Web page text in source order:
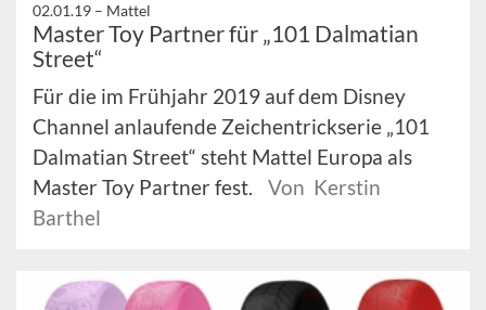
02.01.19 – Mattel
Master Toy Partner für „101 Dalmatian
Street“
Für die im Frühjahr 2019 auf dem Disney
Channel anlaufende Zeichentrickserie „101
Dalmatian Street“ steht Mattel Europa als
Master Toy Partner fest.
Von Kerstin
Barthel